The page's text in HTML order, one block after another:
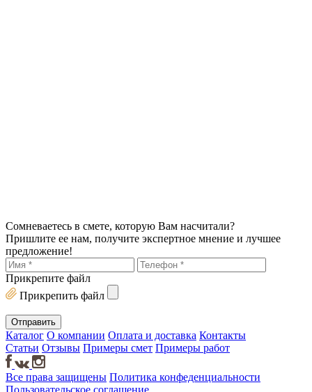
Сомневаетесь в смете, которую Вам насчитали?
Пришлите ее нам, получите экспертное мнение и лучшее
предложение!
Прикрепите файл
Прикрепить файл
Каталог О компании Оплата и доставка Контакты
Статьи Отзывы Примеры смет Примеры работ
Все права защищены Политика конфеденциальности